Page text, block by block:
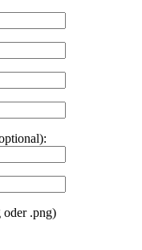
.png)